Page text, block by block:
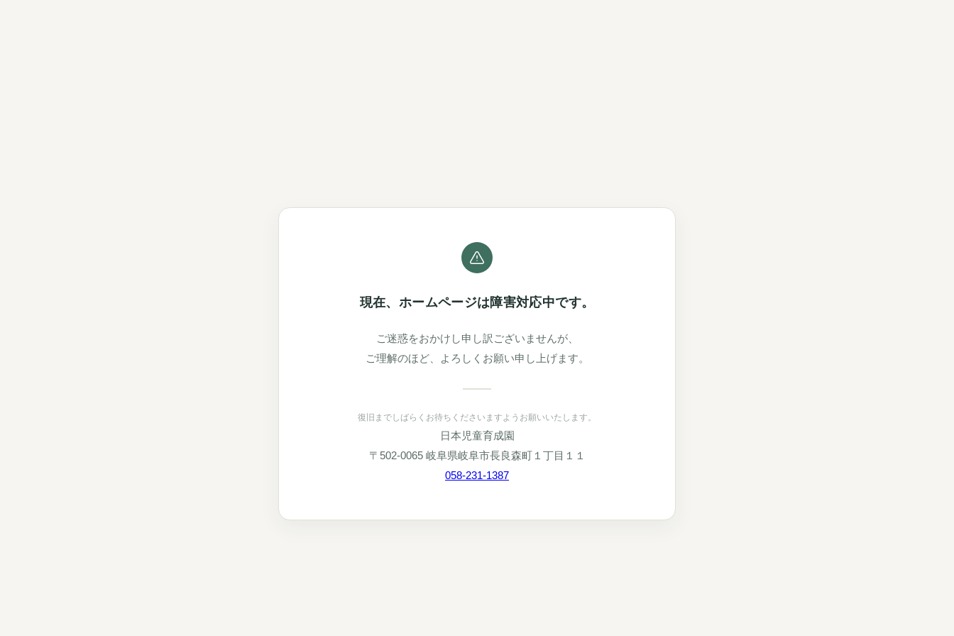
現在、ホームページは障害対応中です。
ご迷惑をおかけし申し訳ございませんが、
ご理解のほど、よろしくお願い申し上げます。
復旧までしばらくお待ちくださいますようお願いいたします。
日本児童育成園
〒502-0065 岐阜県岐阜市長良森町１丁目１１
058-231-1387